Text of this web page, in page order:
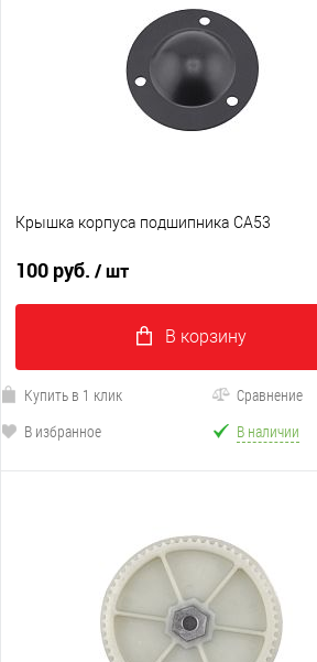
Крышка корпуса подшипника CA53
100 руб. / шт
В корзину
Купить в 1 клик
Сравнение
В избранное
В наличии